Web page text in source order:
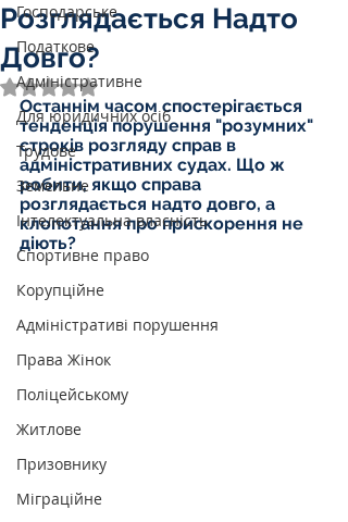
Господарське
Податкове
Адміністративне
Для юридичних осіб
Трудове
Земельне
Інтелектуальна власність
Спортивне право
Корупційне
Адміністративі порушення
Права Жінок
Поліцейському
Житлове
Призовнику
Міграційне
Розглядається Надто
Довго?
Оцінка: NaN з 5 зірок.
Останнім часом спостерігається
тенденція порушення "розумних"
строків розгляду справ в
адміністративних судах. Що ж
робити, якщо справа
розглядається надто довго, а
клопотання про прискорення не
діють?